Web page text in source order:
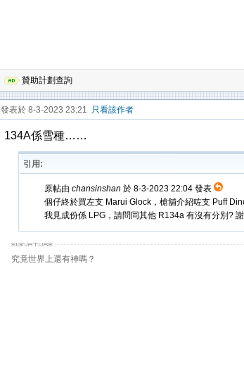
贊助計劃查詢
發表於 8-3-2023 23:21 只看該作者
134A係雪種……
引用:
原帖由chansinshan 於 8-3-2023 22:04 發表
個仔終於買左支 Marui Glock，槍舖介紹咗支 Puff
我見成份係 LPG，請問同其他 R134a 有沒有分別?
究竟世界上還有神嗎？